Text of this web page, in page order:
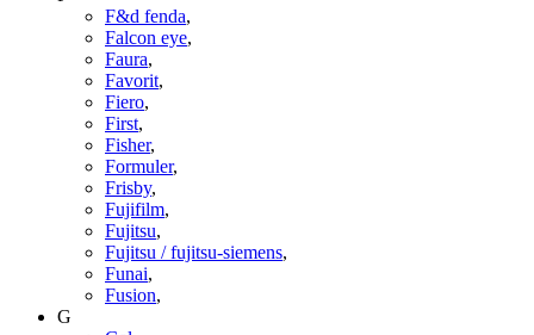
F&d fenda,
Falcon eye,
Faura,
Favorit,
Fiero,
First,
Fisher,
Formuler,
Frisby,
Fujifilm,
Fujitsu,
Fujitsu / fujitsu-siemens,
Funai,
Fusion,
G